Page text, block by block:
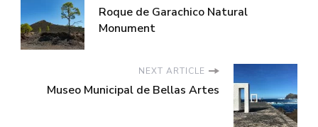
Roque de Garachico Natural
Monument
NEXT ARTICLE
Museo Municipal de Bellas Artes